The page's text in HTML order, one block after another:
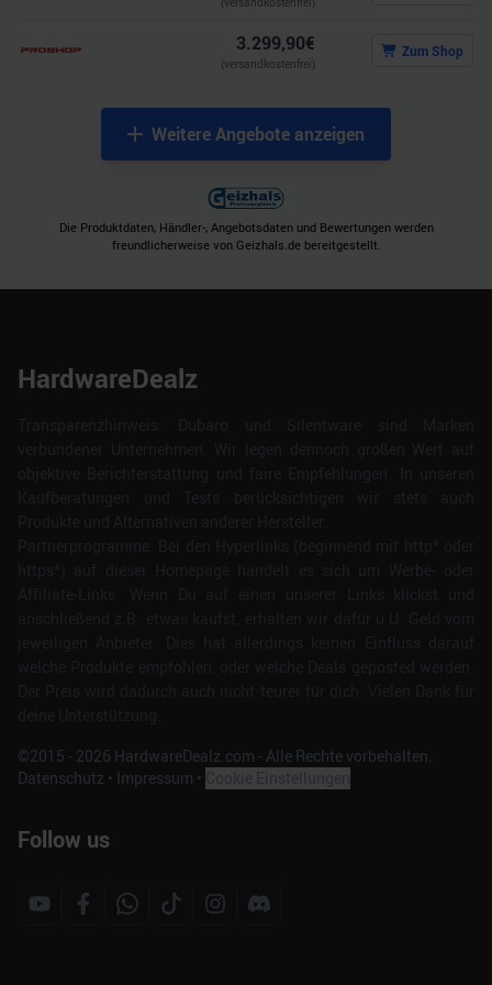
3.299,90€
(versandkostenfrei)
Zum Shop
Weitere Angebote anzeigen
Die Produktdaten, Händler-, Angebotsdaten und Bewertungen werden
freundlicherweise von Geizhals.de bereitgestellt.
HardwareDealz
©2015 - 2026 HardwareDealz.com - Alle Rechte vorbehalten.
Datenschutz • Impressum •
Follow us